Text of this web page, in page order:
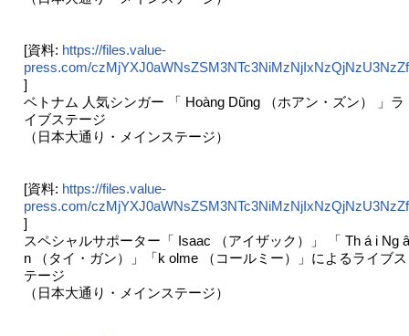
[資料: https://files.value-
press.com/
]
ベトナム 人気シンガー 「 Hoàng Dũng （ホアン・ズン） 」ラ
イブステージ
（日本大通り・メインステージ）
[資料: https://files.value-
press.com/
]
スペシャルサポーター「 Isaac （アイザック）」 「 Th á i Ng â
n （タイ・ガン）」「k olme （コールミー）」によるライブス
テージ
（日本大通り・メインステージ）